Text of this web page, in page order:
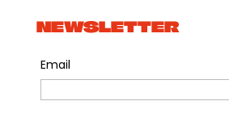
NEWSLETTER
Email